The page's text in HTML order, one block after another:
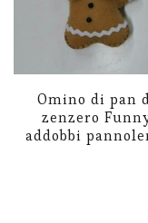
Omino di pan
zenzero
addobbi